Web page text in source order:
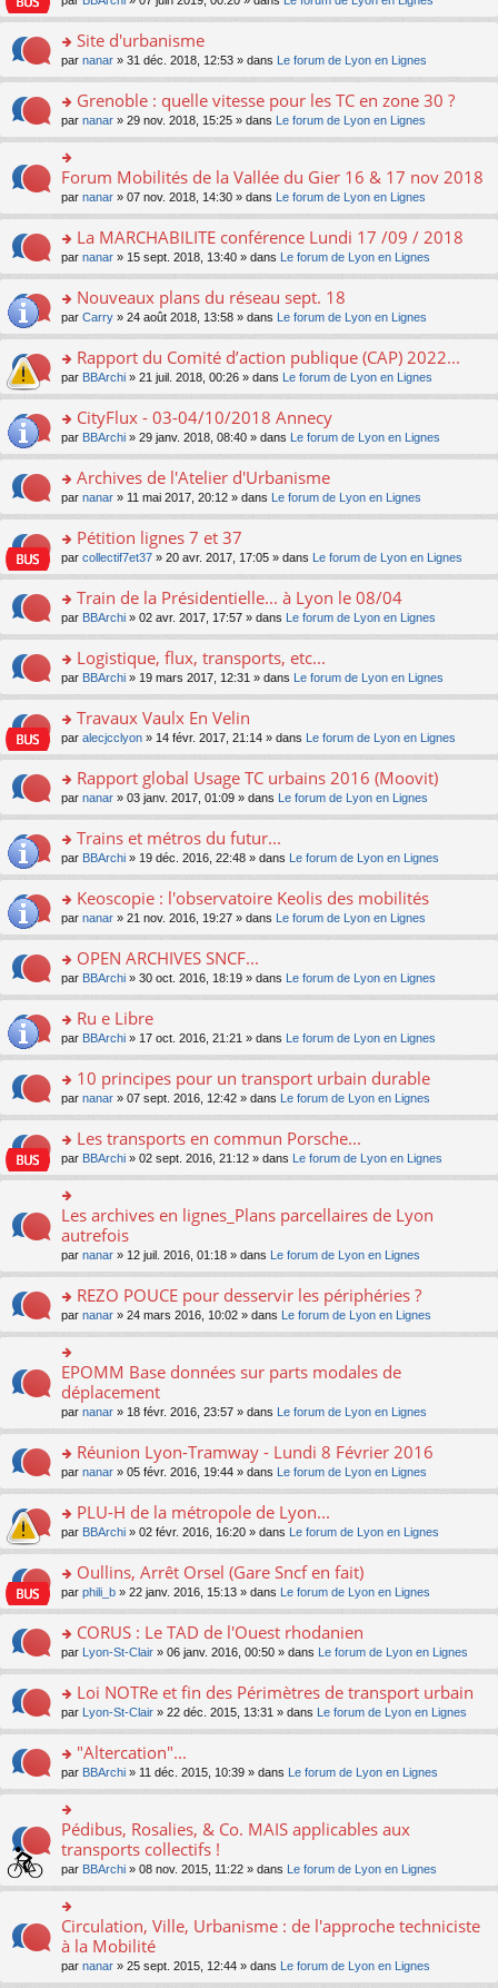
nt
u
ré
c
e
nt
n
le
pl
u
ré
c
e
nt
g
e
n
n
le
pl
u
s
ré
c
e
nt
a
g
e
n
n
le
pl
u
s
c
e
nt
er
le
m
e
a
g
e
n
o
lu
pl
u
s
c
e
nt
n
ult
er
le
m
e
s
g
e
n
o
lu
pl
u
s
c
e
nt
o
n
ult
er
le
m
e
s
g
e
n
o
lu
pl
u
s
c
e
nt
Site d'urbanisme
par nanar » 31 déc. 2018, 12:53 » dans Le forum de Lyon en Lignes
o
n
s
ult
er
le
m
e
s
g
e
n
o
lu
pl
u
s
c
e
nt
Grenoble : quelle vitesse pour les TC en zone 30 ?
par nanar » 29 nov. 2018, 15:25 » dans Le forum de Lyon en Lignes
o
n
er
le
m
e
s
a
g
e
n
n
lu
le
pl
u
c
e
nt
Forum Mobilités de la Vallée du Gier 16 & 17 nov 2018
par nanar » 07 nov. 2018, 14:30 » dans Le forum de Lyon en Lignes
o
n
ult
er
le
m
e
a
g
e
n
n
le
pl
u
ré
c
e
nt
La MARCHABILITE conférence Lundi 17 /09 / 2018
par nanar » 15 sept. 2018, 13:40 » dans Le forum de Lyon en Lignes
o
n
ult
er
le
m
e
a
g
e
n
n
le
pl
u
ré
c
e
nt
Nouveaux plans du réseau sept. 18
par Carry » 24 août 2018, 13:58 » dans Le forum de Lyon en Lignes
o
n
ult
er
le
m
e
a
g
e
n
n
le
pl
u
ré
c
e
nt
Rapport du Comité d’action publique (CAP) 2022...
par BBArchi » 21 juil. 2018, 00:26 » dans Le forum de Lyon en Lignes
o
n
ult
er
le
m
e
a
g
e
n
n
le
pl
u
ré
c
e
nt
CityFlux - 03-04/10/2018 Annecy
par BBArchi » 29 janv. 2018, 08:40 » dans Le forum de Lyon en Lignes
o
n
ult
er
le
m
e
a
g
e
n
n
le
pl
u
ré
c
e
nt
Archives de l'Atelier d'Urbanisme
par nanar » 11 mai 2017, 20:12 » dans Le forum de Lyon en Lignes
o
n
ult
er
le
m
e
a
g
e
n
n
le
pl
u
ré
c
e
nt
Pétition lignes 7 et 37
par collectif7et37 » 20 avr. 2017, 17:05 » dans Le forum de Lyon en Lignes
o
n
ult
er
le
m
e
a
g
e
n
n
le
pl
u
ré
c
e
nt
Train de la Présidentielle... à Lyon le 08/04
par BBArchi » 02 avr. 2017, 17:57 » dans Le forum de Lyon en Lignes
o
n
ult
er
le
m
e
a
g
e
n
n
le
pl
u
ré
c
e
nt
Logistique, flux, transports, etc...
par BBArchi » 19 mars 2017, 12:31 » dans Le forum de Lyon en Lignes
o
n
ult
er
le
m
e
a
g
e
n
n
le
pl
u
ré
c
e
nt
Travaux Vaulx En Velin
par alecjcclyon » 14 févr. 2017, 21:14 » dans Le forum de Lyon en Lignes
o
n
ult
er
le
m
e
a
g
e
n
n
le
pl
u
ré
c
e
nt
Rapport global Usage TC urbains 2016 (Moovit)
par nanar » 03 janv. 2017, 01:09 » dans Le forum de Lyon en Lignes
o
n
ult
er
le
m
e
a
g
e
n
n
le
pl
u
s
ré
c
e
nt
Trains et métros du futur...
par BBArchi » 19 déc. 2016, 22:48 » dans Le forum de Lyon en Lignes
o
n
ult
er
le
m
e
a
g
e
n
n
le
pl
u
s
e
nt
Keoscopie : l'observatoire Keolis des mobilités
par nanar » 21 nov. 2016, 19:27 » dans Le forum de Lyon en Lignes
o
n
ult
er
le
m
e
a
g
e
n
o
lu
le
pl
u
s
c
nt
OPEN ARCHIVES SNCF...
par BBArchi » 30 oct. 2016, 18:19 » dans Le forum de Lyon en Lignes
o
n
ult
er
le
m
e
s
g
e
n
o
lu
le
pl
u
s
ré
e
Ru e Libre
par BBArchi » 17 oct. 2016, 21:21 » dans Le forum de Lyon en Lignes
o
n
ult
er
le
m
s
a
e
n
o
n
lu
le
pl
u
s
ré
e
10 principes pour un transport urbain durable
par nanar » 07 sept. 2016, 12:42 » dans Le forum de Lyon en Lignes
o
n
s
ult
er
le
m
e
s
a
e
n
o
n
pl
u
s
ré
e
Les transports en commun Porsche...
par BBArchi » 02 sept. 2016, 21:12 » dans Le forum de Lyon en Lignes
n
ult
er
le
m
e
s
s
a
g
e
n
o
lu
le
pl
u
s
c
e
nt
Les archives en lignes_Plans parcellaires de Lyon
autrefois
par nanar » 12 juil. 2016, 01:18 » dans Le forum de Lyon en Lignes
o
n
s
ult
er
le
m
e
s
a
e
n
o
lu
le
pl
u
s
e
nt
REZO POUCE pour desservir les périphéries ?
par nanar » 24 mars 2016, 10:02 » dans Le forum de Lyon en Lignes
o
n
ult
er
le
m
e
s
a
g
e
n
lu
le
pl
u
ré
c
e
nt
EPOMM Base données sur parts modales de
déplacement
par nanar » 18 févr. 2016, 23:57 » dans Le forum de Lyon en Lignes
o
n
ult
er
le
m
e
a
g
e
n
n
le
pl
u
s
ré
c
e
nt
Réunion Lyon-Tramway - Lundi 8 Février 2016
par nanar » 05 févr. 2016, 19:44 » dans Le forum de Lyon en Lignes
o
n
ult
er
le
m
e
a
g
e
n
n
le
pl
u
s
c
nt
PLU-H de la métropole de Lyon...
par BBArchi » 02 févr. 2016, 16:20 » dans Le forum de Lyon en Lignes
o
n
ult
er
le
m
e
a
g
e
n
o
n
lu
le
pl
u
s
ré
e
Oullins, Arrêt Orsel (Gare Sncf en fait)
par phili_b » 22 janv. 2016, 15:13 » dans Le forum de Lyon en Lignes
o
n
ult
er
le
m
e
s
g
e
n
o
n
lu
le
pl
u
CORUS : Le TAD de l'Ouest rhodanien
par Lyon-St-Clair » 06 janv. 2016, 00:50 » dans Le forum de Lyon en Lignes
o
n
ult
er
le
m
e
s
a
e
n
o
n
Loi NOTRe et fin des Périmètres de transport urbain
par Lyon-St-Clair » 22 déc. 2015, 13:31 » dans Le forum de Lyon en Lignes
o
n
s
ult
er
le
m
e
s
s
a
g
e
"Altercation"...
par BBArchi » 11 déc. 2015, 10:39 » dans Le forum de Lyon en Lignes
o
n
ult
er
le
m
e
s
Pédibus, Rosalies, & Co. MAIS applicables aux
transports collectifs !
par BBArchi » 08 nov. 2015, 11:22 » dans Le forum de Lyon en Lignes
o
n
ult
Circulation, Ville, Urbanisme : de l'approche techniciste
à la Mobilité
par nanar » 25 sept. 2015, 12:44 » dans Le forum de Lyon en Lignes